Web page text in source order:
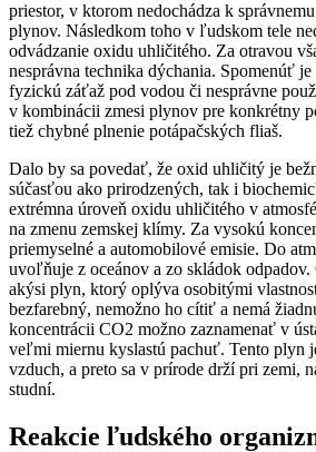
priestor, v ktorom nedochádza k
plynov. Následkom toho v ľudskom tele
odvádzanie oxidu uhličitého. Za otravou
nesprávna technika dýchania. Spomenúť
fyzickú záťaž pod vodou či nesprávne
v kombinácii zmesi plynov pre konkrétny
tiež chybné plnenie potápačských fliaš.
Dalo by sa povedať, že oxid uhličitý je
súčasťou ako prirodzených, tak i
extrémna úroveň oxidu uhličitého v
na zmenu zemskej klímy. Za vysokú
priemyselné a automobilové emisie. Do
uvoľňuje z oceánov a zo skládok
akýsi plyn, ktorý oplýva osobitými
bezfarebný, nemožno ho cítiť a nemá
koncentrácii CO2 možno zaznamenať v
veľmi miernu kyslastú pachuť. Tento plyn
vzduch, a preto sa v prírode drží pri zemi,
studní.
Reakcie ľudského